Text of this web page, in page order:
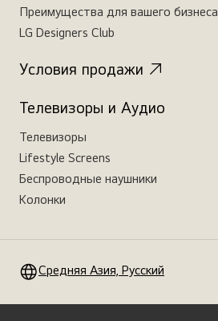
Преимущества для вашего бизнеса
LG Designers Club
Условия продажи
Телевизоры и Аудио
Телевизоры
Lifestyle Screens
Беспроводные наушники
Колонки
Средняя Азия, Русский